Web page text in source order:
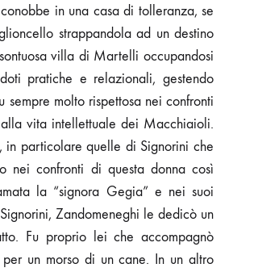
in una casa di tolleranza, se
strappandola ad un destino
villa di Martelli occupandosi
pratiche e relazionali, gestendo
molto rispettosa nei confronti
vita intellettuale dei Macchiaioli.
particolare quelle di Signorini che
nei confronti di questa donna così
la “signora Gegia” e nei suoi
Zandomeneghi le dedicò un
Fu proprio lei che accompagnò
un morso di un cane. In un altro